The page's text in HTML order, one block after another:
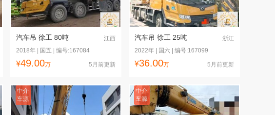
汽车吊 徐工 80吨
江西
2018年 | 国五 | 编号:167084
¥49.00万 5月前更新
汽车吊 徐工 25吨
浙江
2022年 | 国六 | 编号:167099
¥36.00万 5月前更新
中介
车源
中介
车源